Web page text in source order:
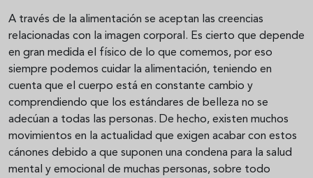
A través de la alimentación se aceptan las creencias
relacionadas con la imagen corporal. Es cierto que depende
en gran medida el físico de lo que comemos, por eso
siempre podemos cuidar la alimentación, teniendo en
cuenta que el cuerpo está en constante cambio y
comprendiendo que los estándares de belleza no se
adecúan a todas las personas. De hecho, existen muchos
movimientos en la actualidad que exigen acabar con estos
cánones debido a que suponen una condena para la salud
mental y emocional de muchas personas, sobre todo